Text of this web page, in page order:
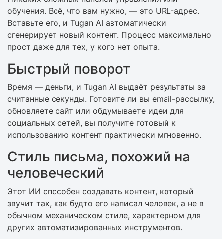
обучения. Всё, что вам нужно, — это URL-адрес.
Вставьте его, и Tugan AI автоматически
сгенерирует новый контент. Процесс максимально
прост даже для тех, у кого нет опыта.
Быстрый поворот
Время — деньги, и Tugan AI выдаёт результаты за
считанные секунды. Готовите ли вы email-рассылку,
обновляете сайт или обдумываете идеи для
социальных сетей, вы получите готовый к
использованию контент практически мгновенно.
Стиль письма, похожий на
человеческий
Этот ИИ способен создавать контент, который
звучит так, как будто его написал человек, а не в
обычном механическом стиле, характерном для
других автоматизированных инструментов.